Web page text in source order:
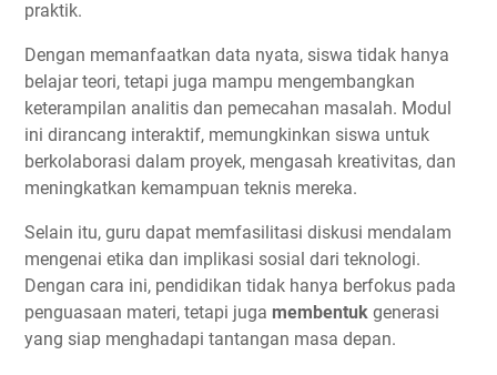
praktik.
Dengan memanfaatkan data nyata, siswa tidak hanya
belajar teori, tetapi juga mampu mengembangkan
keterampilan analitis dan pemecahan masalah. Modul
ini dirancang interaktif, memungkinkan siswa untuk
berkolaborasi dalam proyek, mengasah kreativitas, dan
meningkatkan kemampuan teknis mereka.
Selain itu, guru dapat memfasilitasi diskusi mendalam
mengenai etika dan implikasi sosial dari teknologi.
Dengan cara ini, pendidikan tidak hanya berfokus pada
penguasaan materi, tetapi juga membentuk generasi
yang siap menghadapi tantangan masa depan.